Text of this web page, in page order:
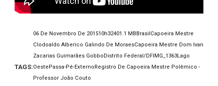
TAGS:
06 De Novembro De 201510h32401.1 MB Brasil Capoeira Mestre
Clodoaldo Alberico Galindo De MoraesCapoeira Mestre Dom Ivan
Zacarias Guimarães Gobbo Distrito Federal/DF IMG_1363Lago
Oeste Passa-Pé-Externo Registro De Capoeira Mestre Polêmico -
Professor João Couto